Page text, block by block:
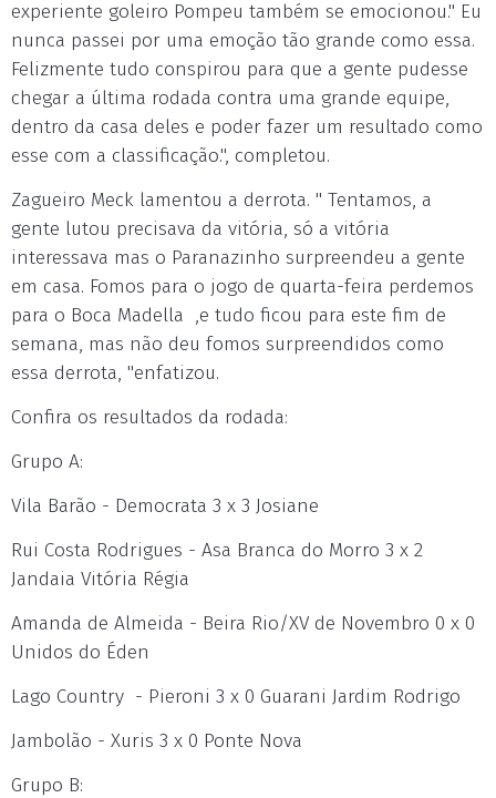
experiente goleiro Pompeu também se emocionou." Eu
nunca passei por uma emoção tão grande como essa.
Felizmente tudo conspirou para que a gente pudesse
chegar a última rodada contra uma grande equipe,
dentro da casa deles e poder fazer um resultado como
esse com a classificação.", completou.
Zagueiro Meck lamentou a derrota. " Tentamos, a
gente lutou precisava da vitória, só a vitória
interessava mas o Paranazinho surpreendeu a gente
em casa. Fomos para o jogo de quarta-feira perdemos
para o Boca Madella ,e tudo ficou para este fim de
semana, mas não deu fomos surpreendidos como
essa derrota, "enfatizou.
Confira os resultados da rodada:
Grupo A:
Vila Barão - Democrata 3 x 3 Josiane
Rui Costa Rodrigues - Asa Branca do Morro 3 x 2
Jandaia Vitória Régia
Amanda de Almeida - Beira Rio/XV de Novembro 0 x 0
Unidos do Éden
Lago Country - Pieroni 3 x 0 Guarani Jardim Rodrigo
Jambolão - Xuris 3 x 0 Ponte Nova
Grupo B: